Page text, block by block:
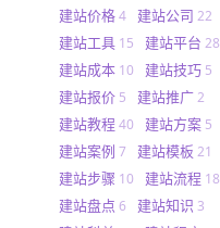
建站价格 4 建站公司 22
建站工具 15 建站平台 28
建站成本 10 建站技巧 5
建站报价 5 建站推广 2
建站教程 40 建站方案 5
建站案例 7 建站模板 21
建站步骤 10 建站流程 18
建站盘点 6 建站知识 3